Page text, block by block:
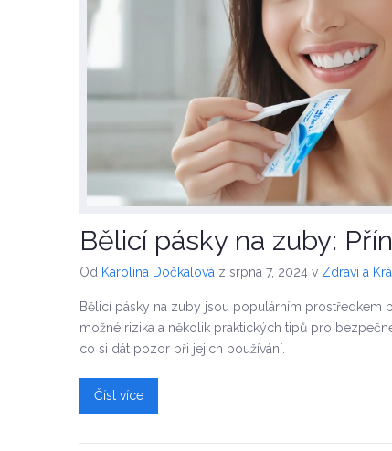
Bělicí pásky na zuby:
Od Karolína Dočkalová z srpna 7, 2024 v Zdraví a
Bělicí pásky na zuby jsou populárním prostředkem
možné rizika a několik praktických tipů pro
co si dát pozor při jejich používání.
Číst více